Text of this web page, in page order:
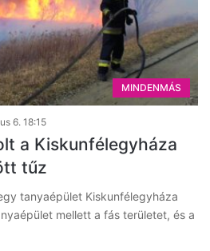
MINDENMÁS
6. 18:15
a Kiskunfélegyháza
tűz
tanyaépület Kiskunfélegyháza
mellett a fás területet, és a